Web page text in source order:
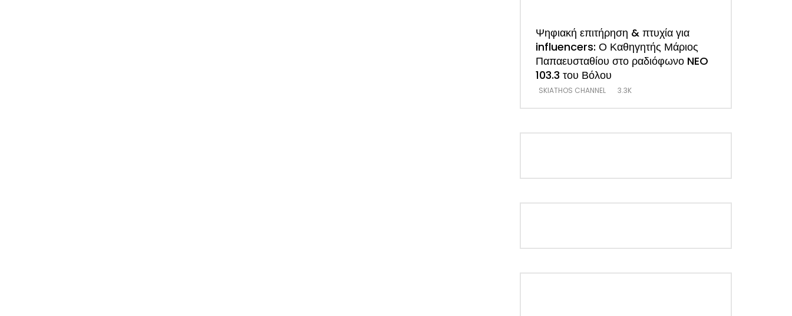
Ψηφιακή επιτήρηση & πτυχία για
influencers: Ο Καθηγητής Μάριος
Παπαευσταθίου στο ραδιόφωνο NEO
103.3 του Βόλου
SKIATHOS CHANNEL 3.3K